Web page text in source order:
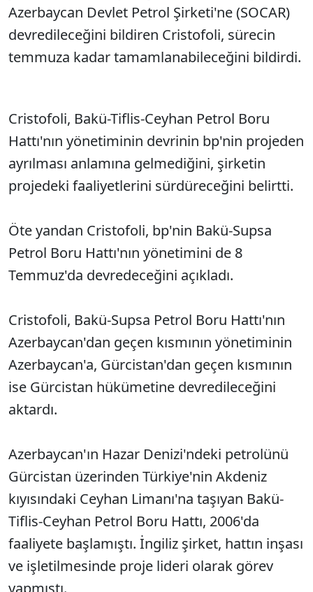
Azerbaycan Devlet Petrol Şirketi'ne (SOCAR)
devredileceğini bildiren Cristofoli, sürecin
temmuza kadar tamamlanabileceğini bildirdi.
Cristofoli, Bakü-Tiflis-Ceyhan Petrol Boru
Hattı'nın yönetiminin devrinin bp'nin projeden
ayrılması anlamına gelmediğini, şirketin
projedeki faaliyetlerini sürdüreceğini belirtti.
Öte yandan Cristofoli, bp'nin Bakü-Supsa
Petrol Boru Hattı'nın yönetimini de 8
Temmuz'da devredeceğini açıkladı.
Cristofoli, Bakü-Supsa Petrol Boru Hattı'nın
Azerbaycan'dan geçen kısmının yönetiminin
Azerbaycan'a, Gürcistan'dan geçen kısmının
ise Gürcistan hükümetine devredileceğini
aktardı.
Azerbaycan'ın Hazar Denizi'ndeki petrolünü
Gürcistan üzerinden Türkiye'nin Akdeniz
kıyısındaki Ceyhan Limanı'na taşıyan Bakü-
Tiflis-Ceyhan Petrol Boru Hattı, 2006'da
faaliyete başlamıştı. İngiliz şirket, hattın inşası
ve işletilmesinde proje lideri olarak görev
yapmıştı.